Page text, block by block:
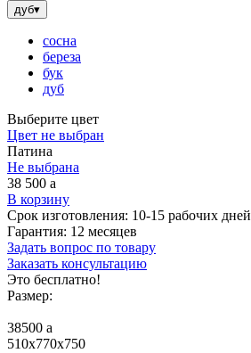
дуб▾
сосна
береза
бук
дуб
Выберите цвет
Цвет не выбран
Патина
Не выбрана
38 500 a
В корзину
Срок изготовления: 10-15 рабочих дней
Гарантия: 12 месяцев
Задать вопрос по товару
Заказать консультацию
Это бесплатно!
Размер:
38500 a
510x770x750